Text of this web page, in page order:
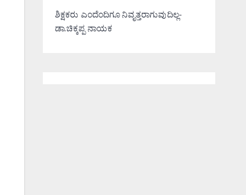
ಶಿಕ್ಷಕರು ಎಂದೆಂದಿಗೂ ನಿವೃತ್ತರಾಗುವುದಿಲ್ಲ-
ಡಾ.ಚಿಕ್ಕಪ್ಪ ನಾಯಕ